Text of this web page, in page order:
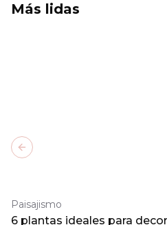
Más lidas
Paisajismo
6 plantas ideales para
Previous slide